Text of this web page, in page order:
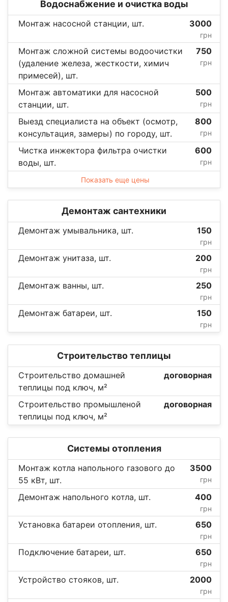
Водоснабжение и очистка воды
Монтаж насосной станции, шт. 3000
грн
Монтаж сложной системы водоочистки
(удаление железа, жесткости, химич
примесей), шт.
750
грн
Монтаж автоматики для насосной
станции, шт.
500
грн
Выезд специалиста на объект (осмотр,
консультация, замеры) по городу, шт.
800
грн
Чистка инжектора фильтра очистки
воды, шт.
600
грн
Показать еще цены
Демонтаж сантехники
Демонтаж умывальника, шт. 150
грн
Демонтаж унитаза, шт. 200
грн
Демонтаж ванны, шт. 250
грн
Демонтаж батареи, шт. 150
грн
Строительство теплицы
Строительство домашней
теплицы под ключ, м²
договорная
Строительство промышленой
теплицы под ключ, м²
договорная
Системы отопления
Монтаж котла напольного газового до
55 кВт, шт.
3500
грн
Демонтаж напольного котла, шт. 400
грн
Установка батареи отопления, шт. 650
грн
Подключение батареи, шт. 650
грн
Устройство стояков, шт. 2000
грн